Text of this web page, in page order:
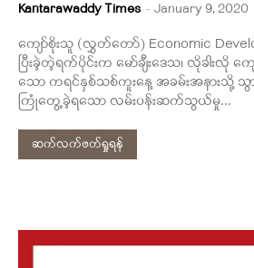
Kantarawaddy Times - January 9, 2020
ကျော်စိုးသူ (လွှတ်တော်) Economic
ပြီးခဲ့တဲ့ရက်ပိုင်းက မော်ချီးဒေသ၊ လိုခါးလို က
သော ကရင်နှစ်သစ်ကူးနေ့ အခမ်းအနားသို့ သွ
ကြုံတွေ့ခဲ့ရသော လမ်းပန်းဆက်သွယ်မှု...
ဆက်လက်ဖတ်ရှုရန်